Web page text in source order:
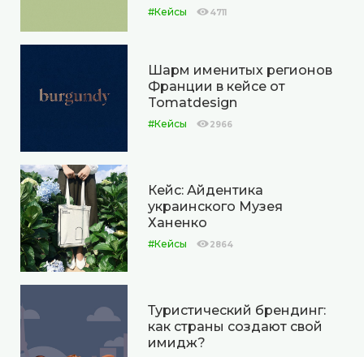
#Кейсы 4711
Шарм именитых регионов
Франции в кейсе от
Tomatdesign
#Кейсы 2966
Кейс: Айдентика
украинского Музея
Ханенко
#Кейсы 2864
Туристический брендинг:
как страны создают свой
имидж?